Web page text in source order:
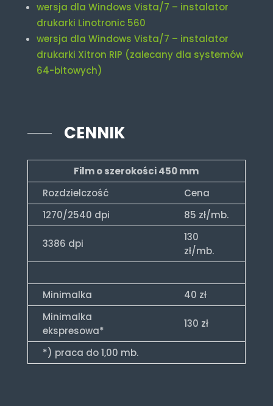
wersja dla Windows Vista/7 – instalator
drukarki Linotronic 560
wersja dla Windows Vista/7 – instalator
drukarki Xitron RIP (zalecany dla systemów
64-bitowych)
CENNIK
Film o szerokości 450 mm
Rozdzielczość
Cena
1270/2540 dpi
85 zł/mb.
3386 dpi
130
zł/mb.
Minimalka
40 zł
Minimalka
ekspresowa*
130 zł
*) praca do 1,00 mb.